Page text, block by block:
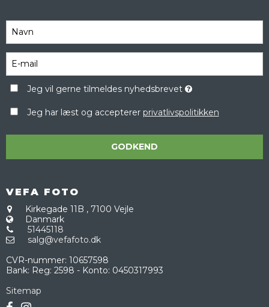
Jeg vil gerne tilmeldes nyhedsbrevet
Jeg har læst og accepterer privatlivspolitikken
GODKEND
VEFA FOTO
Kirkegade 11B , 7100 Vejle
Danmark
51445118
salg@vefafoto.dk
CVR-nummer: 10657598
Bank: Reg: 2598 - Konto: 0450317993
Sitemap